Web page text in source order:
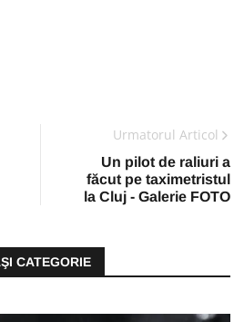
Urmatorul Articol
Un pilot de raliuri a
făcut pe taximetristul
la Cluj - Galerie FOTO
CATEGORIE